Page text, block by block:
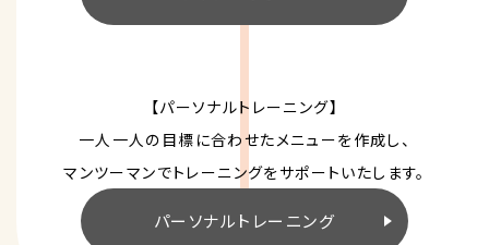
【パーソナルトレーニング】
一人一人の目標に合わせたメニューを作成し、
マンツーマンでトレーニングをサポートいたします。
パーソナルトレーニング